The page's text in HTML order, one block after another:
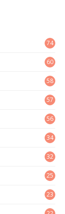
74
60
58
57
56
34
32
25
23